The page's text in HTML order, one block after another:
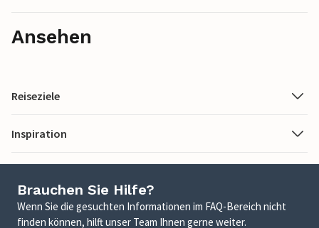
Ansehen
Reiseziele
Inspiration
Brauchen Sie Hilfe?
Wenn Sie die gesuchten Informationen im FAQ-Bereich nicht
finden können, hilft unser Team Ihnen gerne weiter.